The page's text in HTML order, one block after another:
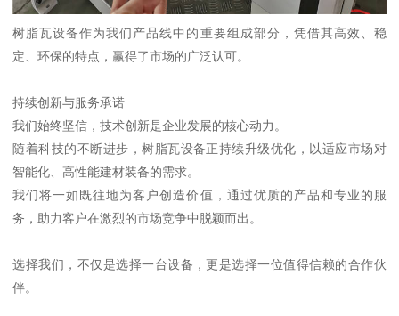
树脂瓦设备作为我们产品线中的重要组成部分，凭借其高效、稳
定、环保的特点，赢得了市场的广泛认可。
持续创新与服务承诺
我们始终坚信，技术创新是企业发展的核心动力。
随着科技的不断进步，树脂瓦设备正持续升级优化，以适应市场对
智能化、高性能建材装备的需求。
我们将一如既往地为客户创造价值，通过优质的产品和专业的服
务，助力客户在激烈的市场竞争中脱颖而出。
选择我们，不仅是选择一台设备，更是选择一位值得信赖的合作伙
伴。